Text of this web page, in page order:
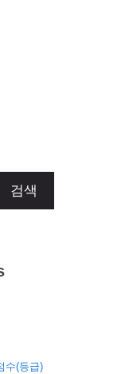
검색
수(등급)